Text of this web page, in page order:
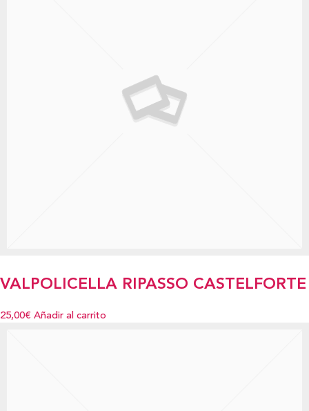
VALPOLICELLA RIPASSO CASTELFORTE
25,00€ Añadir al carrito